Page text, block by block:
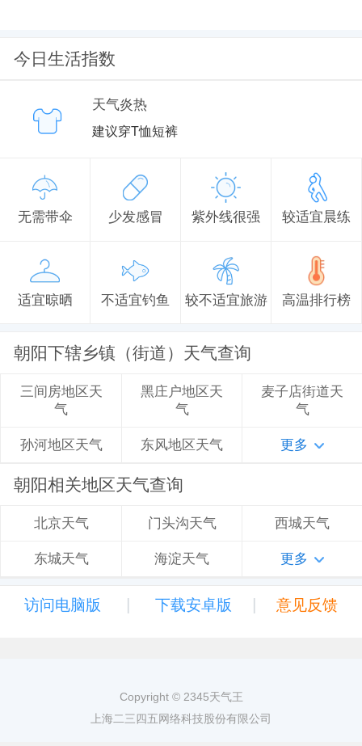
今日生活指数
天气炎热
建议穿T恤短裤
无需带伞 少发感冒 紫外线很强 较适宜晨练
适宜晾晒 不适宜钓鱼 较不适宜旅游 高温排行榜
朝阳下辖乡镇（街道）天气查询
三间房地区天
气
黑庄户地区天
气
麦子店街道天
气
孙河地区天气 东风地区天气 更多
朝阳相关地区天气查询
北京天气 门头沟天气 西城天气
东城天气 海淀天气 更多
访问电脑版 | 下载安卓版 | 意见反馈
Copyright © 2345天气王
上海二三四五网络科技股份有限公司